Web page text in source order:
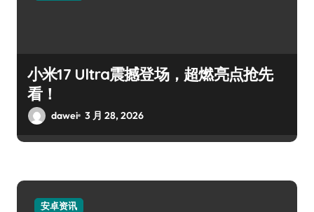
小米17 Ultra震撼登场，超燃亮点抢先
看！
dawei 3 月 28, 2026
安卓资讯